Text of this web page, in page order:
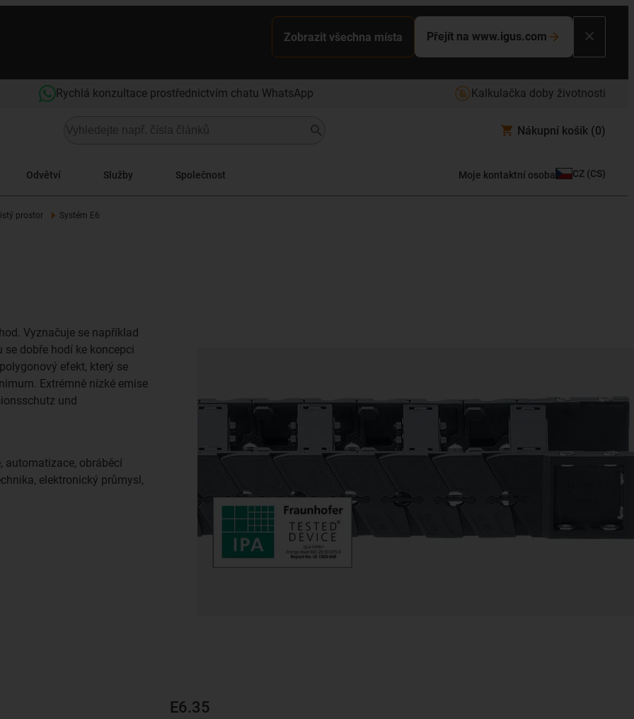
Zobrazit všechna místa Přejít na www.igus.com
Rychlá konzultace prostřednictvím chatu WhatsApp Kalkulačka doby životnosti
Nákupní košík (0)
Odvětví Služby Společnost Moje kontaktní osoba CZ (CS)
prostor Systém E6
Vyznačuje se například
se dobře hodí ke koncepci
efekt, který se
Extrémně nízké emise
und
automatizace, obráběcí
elektronický průmysl,
E6.35